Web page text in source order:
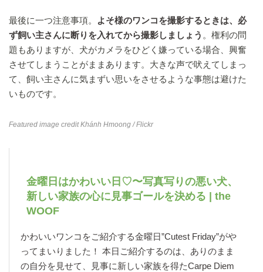
最後に一つ注意事項。
よそ様のワンコを撮影するときは、必
ず飼い主さんに断りを入れてから撮影しましょう 。権利の問
題もありますが、犬がカメラをひどく嫌っている場合、興奮
させてしまうことがままあります。大きな声で吠えてしまっ
て、飼い主さんに気まずい思いをさせるような事態は避けた
いものです。
Featured image creditKhánh Hmoong / Flickr
金曜日はかわいい日♡〜写真写りの悪い犬、
新しい家族の心に見事ゴールを決める | the
WOOF
かわいいワンコをご紹介する金曜日”Cutest Friday”がや
ってまいりました！ 本日ご紹介するのは、ありのまま
の自分を見せて、見事に新しい家族を得たCarpe Diem